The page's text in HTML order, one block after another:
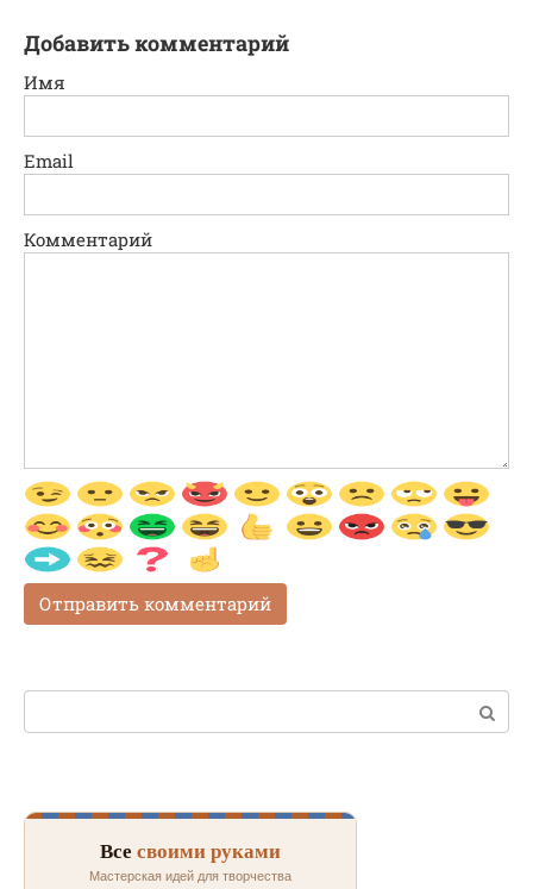
Добавить комментарий
Имя
Email
Комментарий
Поиск:
Все своими руками
Мастерская идей для творчества